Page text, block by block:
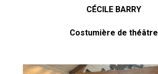
CÉCILE BARRY
Costumière de théâtre